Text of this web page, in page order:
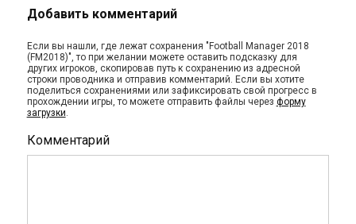
Добавить комментарий
Если вы нашли, где лежат сохранения "Football Manager 2018
(FM2018)", то при желании можете оставить подсказку для
других игроков, скопировав путь к сохранению из адресной
строки проводника и отправив комментарий. Если вы хотите
поделиться сохранениями или зафиксировать свой прогресс в
прохождении игры, то можете отправить файлы через форму
загрузки.
Комментарий